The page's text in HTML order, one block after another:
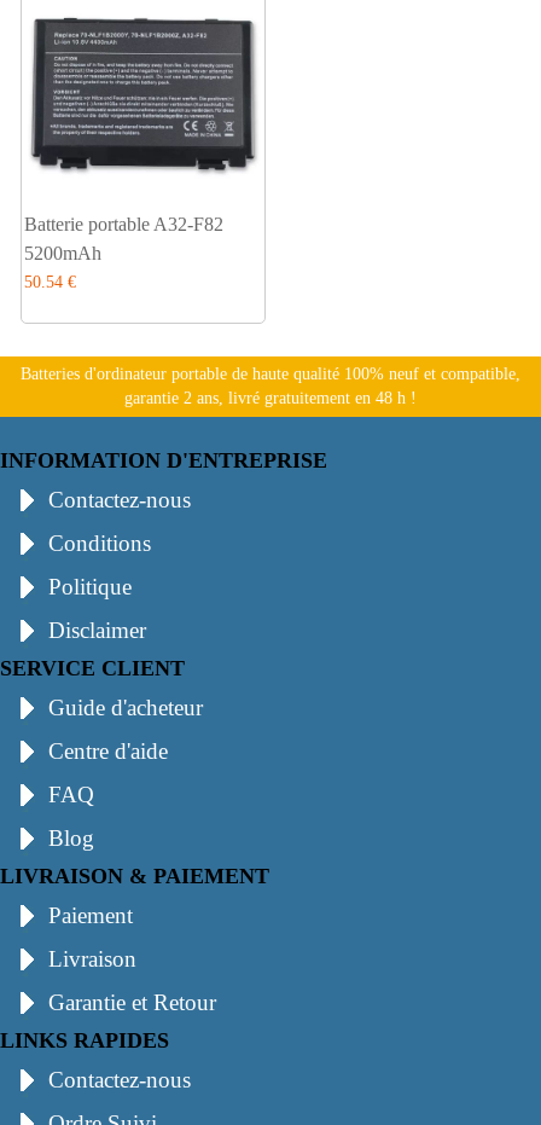
Batterie portable A32-F82
5200mAh
50.54 €
Batteries d'ordinateur portable de haute qualité 100% neuf et compatible,
garantie 2 ans, livré gratuitement en 48 h !
INFORMATION D'ENTREPRISE
Contactez-nous
Conditions
Politique
Disclaimer
SERVICE CLIENT
Guide d'acheteur
Centre d'aide
FAQ
Blog
LIVRAISON & PAIEMENT
Paiement
Livraison
Garantie et Retour
LINKS RAPIDES
Contactez-nous